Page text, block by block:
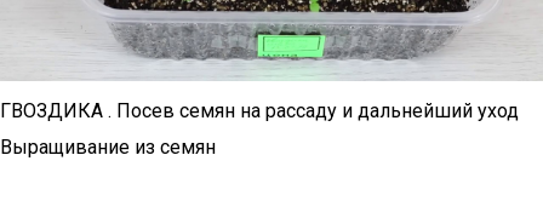
ГВОЗДИКА . Посев семян на рассаду и дальнейший уход
Выращивание из семян